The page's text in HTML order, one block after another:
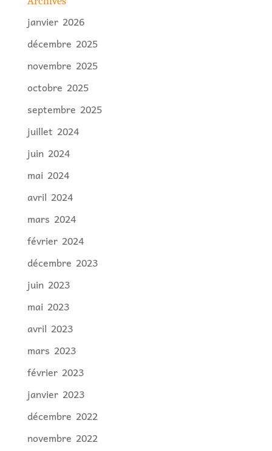
janvier 2026
décembre 2025
novembre 2025
octobre 2025
septembre 2025
juillet 2024
juin 2024
mai 2024
avril 2024
mars 2024
février 2024
décembre 2023
juin 2023
mai 2023
avril 2023
mars 2023
février 2023
janvier 2023
décembre 2022
novembre 2022